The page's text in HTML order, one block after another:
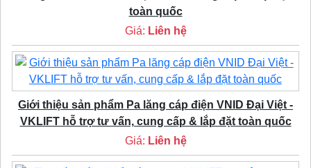
toàn quốc
Giá: Liên hệ
Giới thiệu sản phẩm Pa lăng cáp điện VNID Đại Việt -
VKLIFT hỗ trợ tư vấn, cung cấp & lắp đặt toàn quốc
Giá: Liên hệ